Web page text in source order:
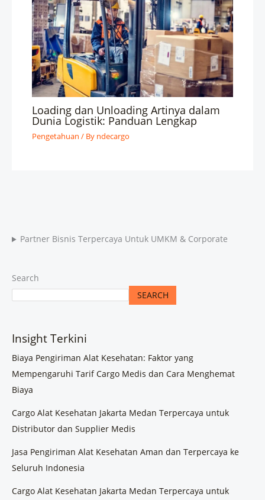
Loading dan Unloading Artinya dalam
Dunia Logistik: Panduan Lengkap
Pengetahuan / By ndecargo
Partner Bisnis Terpercaya Untuk UMKM & Corporate
Search
SEARCH
Insight Terkini
Biaya Pengiriman Alat Kesehatan: Faktor yang
Mempengaruhi Tarif Cargo Medis dan Cara Menghemat
Biaya
Cargo Alat Kesehatan Jakarta Medan Terpercaya untuk
Distributor dan Supplier Medis
Jasa Pengiriman Alat Kesehatan Aman dan Terpercaya ke
Seluruh Indonesia
Cargo Alat Kesehatan Jakarta Medan Terpercaya untuk